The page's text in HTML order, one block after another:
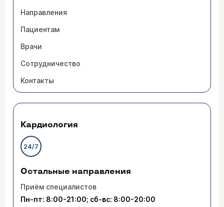
Направления
Пациентам
Врачи
Сотрудничество
Контакты
Кардиология
24/7
Остальные направления
Приём специалистов
Пн-пт: 8:00-21:00; сб-вс: 8:00-20:00